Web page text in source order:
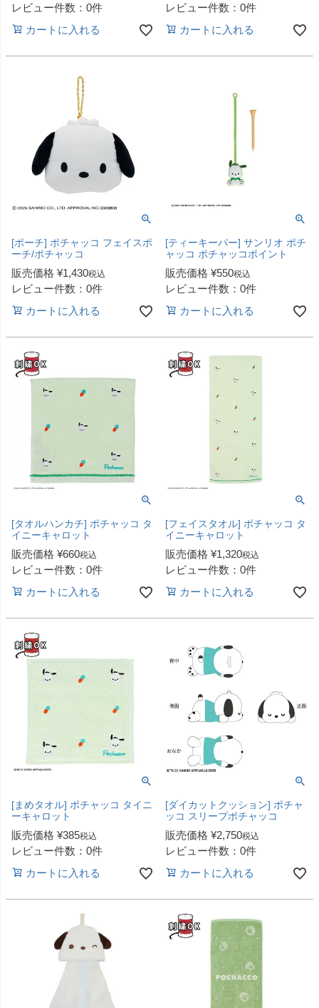
レビュー件数：0件
カートに入れる
レビュー件数：0件
カートに入れる
[ポーチ] ポチャッコ フェイスポ
ーチ/ポチャッコ
販売価格 ¥1,430税込
レビュー件数：0件
カートに入れる
[ティーキーパー] サンリオ ポチ
ャッコ ポチャッコポイント
販売価格 ¥550税込
レビュー件数：0件
カートに入れる
[タオルハンカチ] ポチャッコ タ
イニーキャロット
販売価格 ¥660税込
レビュー件数：0件
カートに入れる
[フェイスタオル] ポチャッコ タ
イニーキャロット
販売価格 ¥1,320税込
レビュー件数：0件
カートに入れる
[まめタオル] ポチャッコ タイニ
ーキャロット
販売価格 ¥385税込
レビュー件数：0件
カートに入れる
[ダイカットクッション] ポチャ
ッコ スリープポチャッコ
販売価格 ¥2,750税込
レビュー件数：0件
カートに入れる